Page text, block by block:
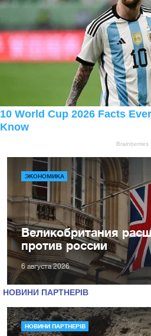
ЭКОНОМИКА
Великобритания
против россии
6 августа 2026